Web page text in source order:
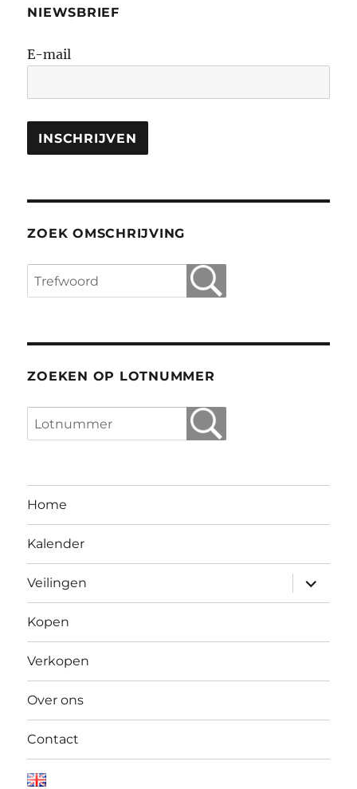
NIEWSBRIEF
E-mail
ZOEK OMSCHRIJVING
ZOEKEN OP LOTNUMMER
Home
Kalender
Veilingen
Open
Kopen
Verkopen
Over ons
Contact